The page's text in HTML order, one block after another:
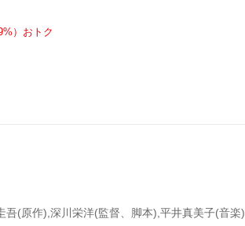
）おトク
吾(原作),深川栄洋(監督、脚本),平井真美子(音楽)